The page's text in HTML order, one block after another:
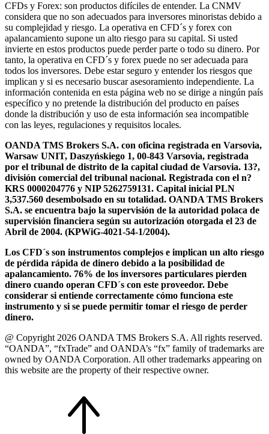
CFDs y Forex: son productos difíciles de entender. La CNMV
considera que no son adecuados para inversores minoristas debido a
su complejidad y riesgo. La operativa en CFD´s y forex con
apalancamiento supone un alto riesgo para su capital. Si usted
invierte en estos productos puede perder parte o todo su dinero. Por
tanto, la operativa en CFD´s y forex puede no ser adecuada para
todos los inversores. Debe estar seguro y entender los riesgos que
implican y si es necesario buscar asesoramiento independiente. La
información contenida en esta página web no se dirige a ningún país
específico y no pretende la distribución del producto en países
donde la distribución y uso de esta información sea incompatible
con las leyes, regulaciones y requisitos locales.
OANDA TMS Brokers S.A. con oficina registrada en Varsovia,
Warsaw UNIT, Daszyńskiego 1, 00-843 Varsovia, registrada
por el tribunal de distrito de la capital ciudad de Varsovia. 13?,
división comercial del tribunal nacional. Registrada con el n?
KRS 0000204776 y NIP 5262759131. Capital inicial PLN
3,537.560 desembolsado en su totalidad. OANDA TMS Brokers
S.A. se encuentra bajo la supervisión de la autoridad polaca de
supervisión financiera según su autorización otorgada el 23 de
Abril de 2004. (KPWiG-4021-54-1/2004).
Los CFD´s son instrumentos complejos e implican un alto riesgo
de pérdida rápida de dinero debido a la posibilidad de
apalancamiento. 76% de los inversores particulares pierden
dinero cuando operan CFD´s con este proveedor. Debe
considerar si entiende correctamente cómo funciona este
instrumento y si se puede permitir tomar el riesgo de perder
dinero.
@ Copyright 2026 OANDA TMS Brokers S.A. All rights reserved.
“OANDA”, “fxTrade” and OANDA’s “fx” family of trademarks are
owned by OANDA Corporation. All other trademarks appearing on
this website are the property of their respective owner.